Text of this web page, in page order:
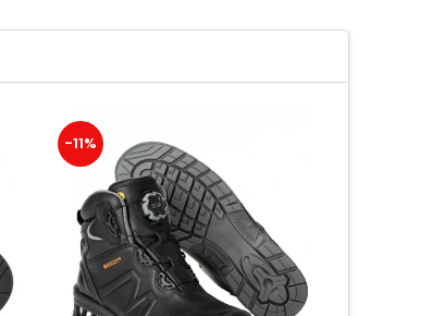
-11%